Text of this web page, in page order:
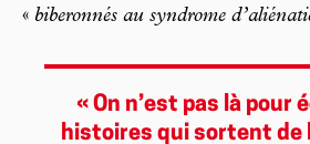
« biberonnés au syndrome
« On n’est pas là pour
histoires qui sortent de